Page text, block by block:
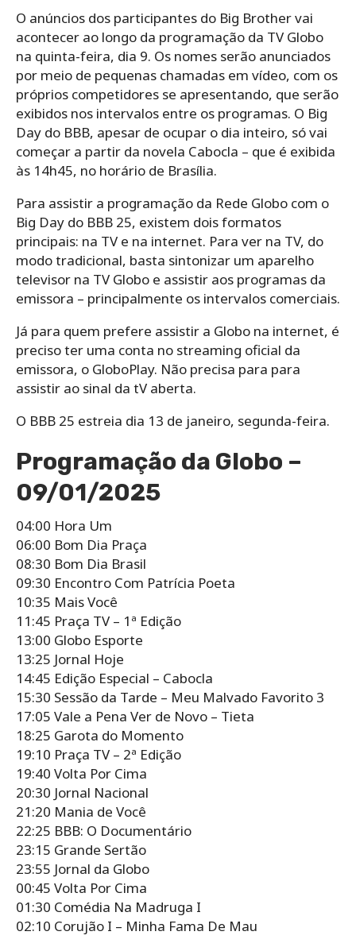
O anúncios dos participantes do Big Brother vai
acontecer ao longo da programação da TV Globo
na quinta-feira, dia 9. Os nomes serão anunciados
por meio de pequenas chamadas em vídeo, com os
próprios competidores se apresentando, que serão
exibidos nos intervalos entre os programas. O Big
Day do BBB, apesar de ocupar o dia inteiro, só vai
começar a partir da novela Cabocla – que é exibida
às 14h45, no horário de Brasília.
Para assistir a programação da Rede Globo com o
Big Day do BBB 25, existem dois formatos
principais: na TV e na internet. Para ver na TV, do
modo tradicional, basta sintonizar um aparelho
televisor na TV Globo e assistir aos programas da
emissora – principalmente os intervalos comerciais.
Já para quem prefere assistir a Globo na internet, é
preciso ter uma conta no streaming oficial da
emissora, o GloboPlay. Não precisa para para
assistir ao sinal da tV aberta.
O BBB 25 estreia dia 13 de janeiro, segunda-feira.
Programação da Globo –
09/01/2025
04:00 Hora Um
06:00 Bom Dia Praça
08:30 Bom Dia Brasil
09:30 Encontro Com Patrícia Poeta
10:35 Mais Você
11:45 Praça TV – 1ª Edição
13:00 Globo Esporte
13:25 Jornal Hoje
14:45 Edição Especial – Cabocla
15:30 Sessão da Tarde – Meu Malvado Favorito 3
17:05 Vale a Pena Ver de Novo – Tieta
18:25 Garota do Momento
19:10 Praça TV – 2ª Edição
19:40 Volta Por Cima
20:30 Jornal Nacional
21:20 Mania de Você
22:25 BBB: O Documentário
23:15 Grande Sertão
23:55 Jornal da Globo
00:45 Volta Por Cima
01:30 Comédia Na Madruga I
02:10 Corujão I – Minha Fama De Mau